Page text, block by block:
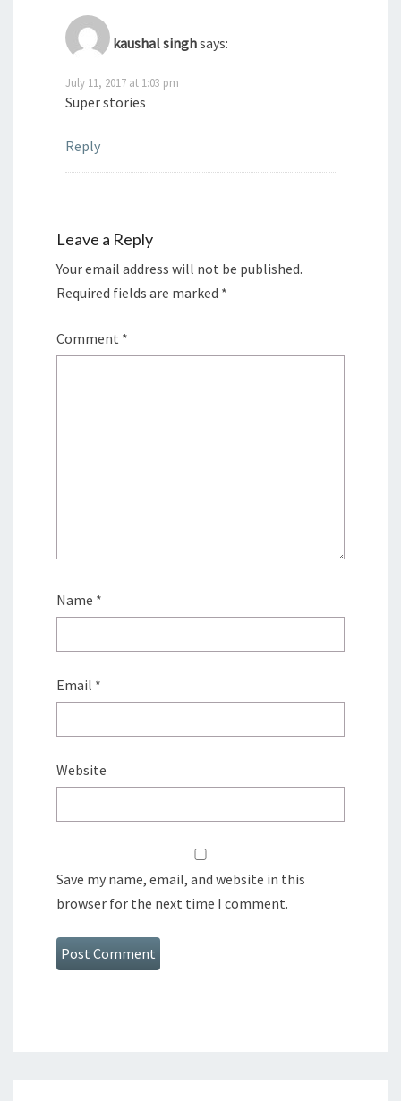
kaushal singhsays:
July 11, 2017 at 1:03 pm
Super stories
Reply
Leave a Reply
Your email address will not be published.
Required fields are marked *
Comment *
Name *
Email *
Website
Save my name, email, and website in this
browser for the next time I comment.